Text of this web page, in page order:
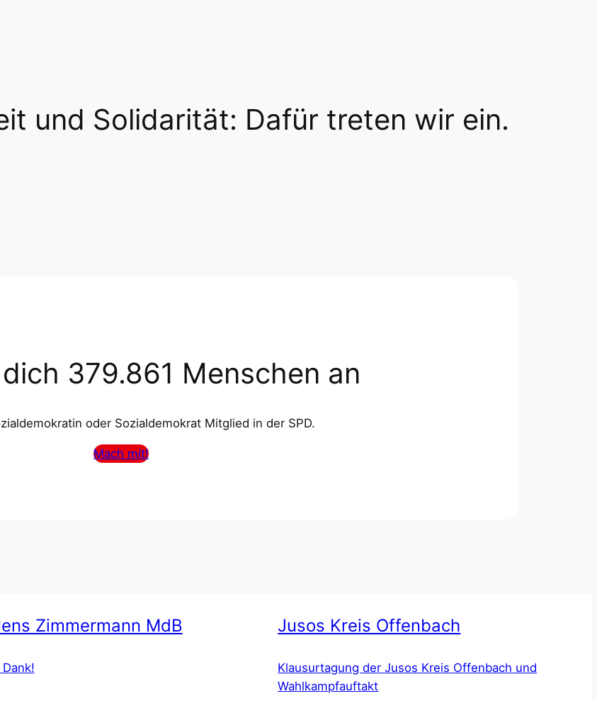
und Solidarität: Dafür treten wir ein.
379.861 Menschen an
oder Sozialdemokrat Mitglied in der SPD.
Mach mit!
Zimmermann MdB Jusos Kreis Offenbach
Klausurtagung der Jusos Kreis Offenbach und
Wahlkampfauftakt